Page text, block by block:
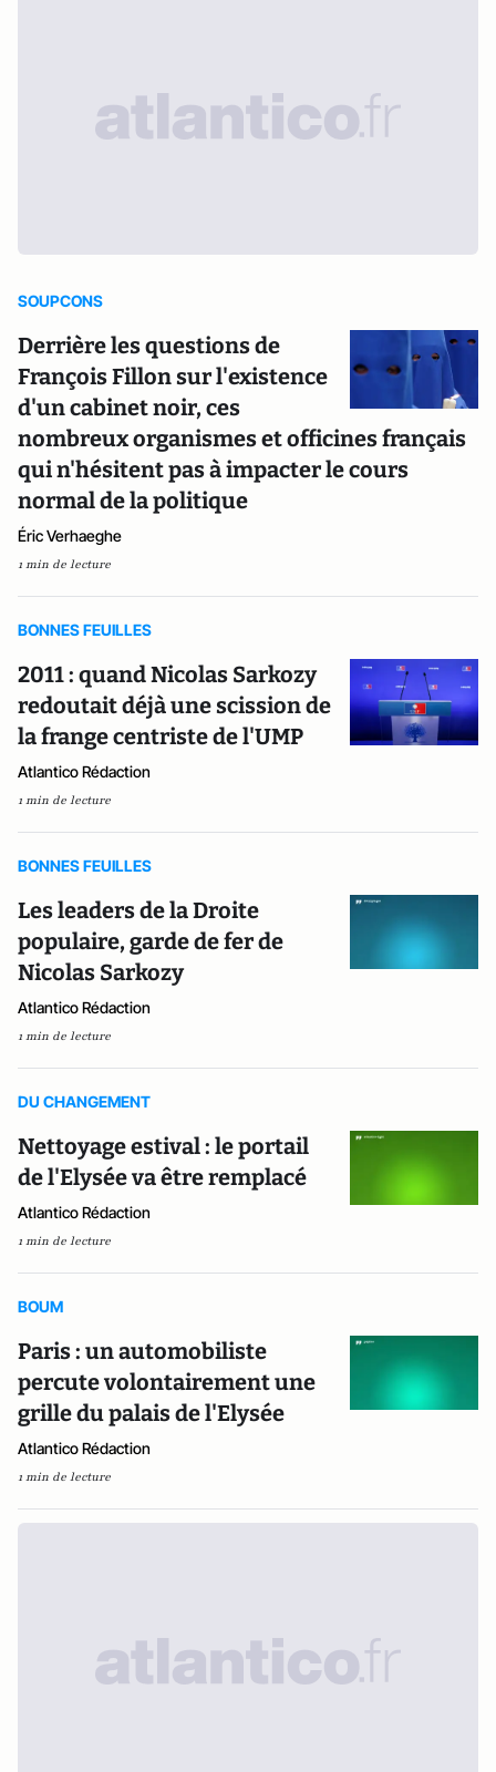
SOUPCONS
Derrière les questions de
François Fillon sur l'existence
d'un cabinet noir, ces
nombreux organismes et officines français
qui n'hésitent pas à impacter le cours
normal de la politique
Éric Verhaeghe
1 min de lecture
BONNES FEUILLES
2011 : quand Nicolas Sarkozy
redoutait déjà une scission de
la frange centriste de l'UMP
Atlantico Rédaction
1 min de lecture
BONNES FEUILLES
Les leaders de la Droite
populaire, garde de fer de
Nicolas Sarkozy
Atlantico Rédaction
1 min de lecture
DU CHANGEMENT
Nettoyage estival : le portail
de l'Elysée va être remplacé
Atlantico Rédaction
1 min de lecture
BOUM
Paris : un automobiliste
percute volontairement une
grille du palais de l'Elysée
Atlantico Rédaction
1 min de lecture